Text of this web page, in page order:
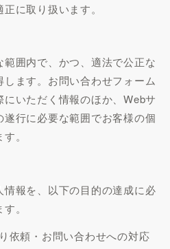
に取り扱います。
囲内で、かつ、適法で公正な
ます。お問い合わせフォーム
いただく情報のほか、Webサ
行に必要な範囲でお客様の個
。
報を、以下の目的の達成に必
。
依頼・お問い合わせへの対応